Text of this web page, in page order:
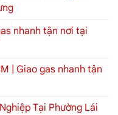
nhanh tận nơi tại
| Giao gas nhanh tận
Tại Phường Lái